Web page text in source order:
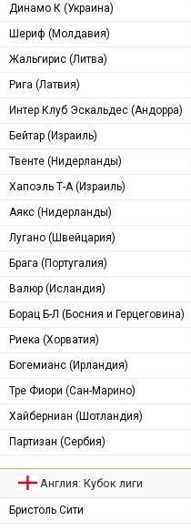
Динамо К (Украина)
Шериф (Молдавия)
Жальгирис (Литва)
Рига (Латвия)
Интер Клуб Эскальдес (Андорра)
Бейтар (Израиль)
Твенте (Нидерланды)
Хапоэль Т-А (Израиль)
Аякс (Нидерланды)
Лугано (Швейцария)
Брага (Португалия)
Валюр (Исландия)
Борац Б-Л (Босния и Герцеговина)
Риека (Хорватия)
Богемианс (Ирландия)
Тре Фиори (Сан-Марино)
Хайберниан (Шотландия)
Партизан (Сербия)
Англия: Кубок лиги
Бристоль Сити